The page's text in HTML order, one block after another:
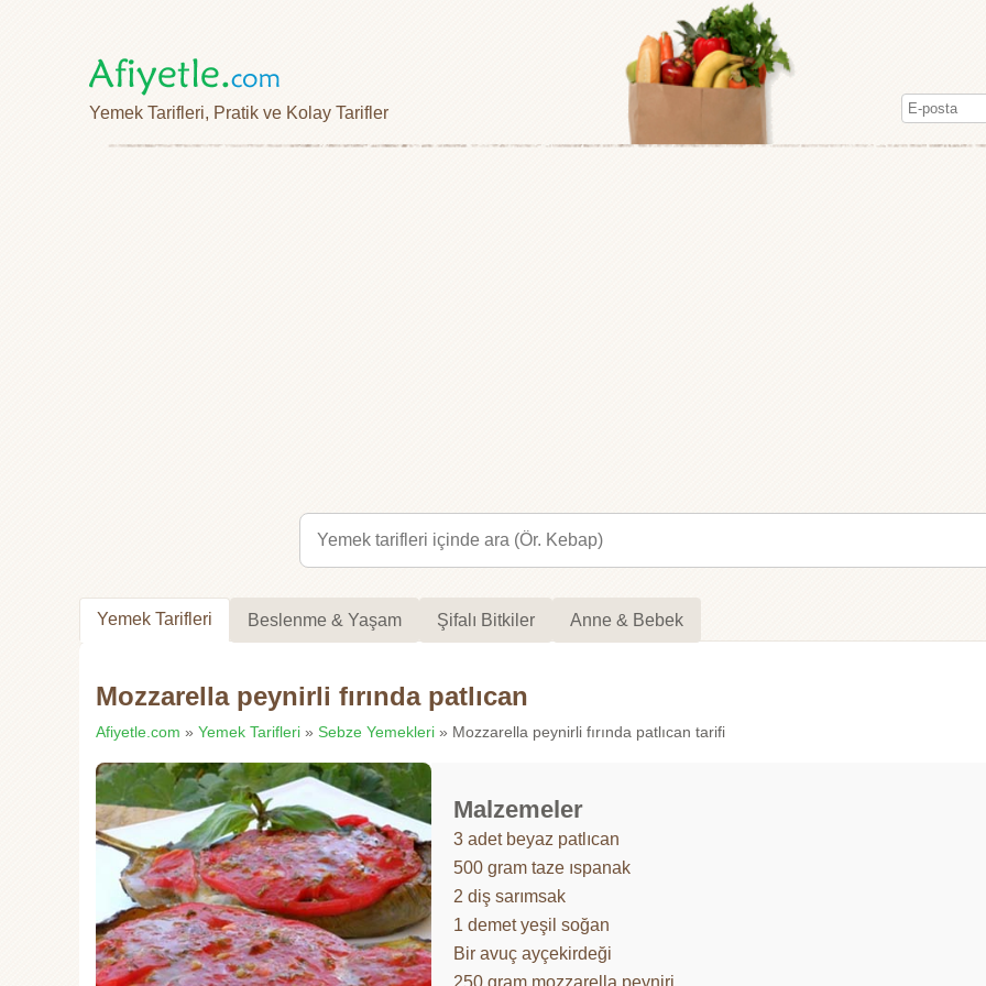
Yemek Tarifleri, Pratik ve Kolay Tarifler
Yemek Tarifleri Beslenme & Yaşam Şifalı Bitkiler Anne & Bebek
Mozzarella peynirli fırında patlıcan
Afiyetle.com » Yemek Tarifleri » Sebze Yemekleri » Mozzarella peynirli fırında patlıcan tarifi
Malzemeler
3 adet beyaz patlıcan
500 gram taze ıspanak
2 diş sarımsak
1 demet yeşil soğan
Bir avuç ayçekirdeği
250 gram mozzarella peyniri